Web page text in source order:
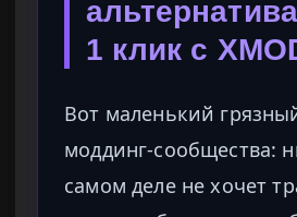
1 клик с
Вот маленький
моддинг-сообщества:
самом деле не хочет